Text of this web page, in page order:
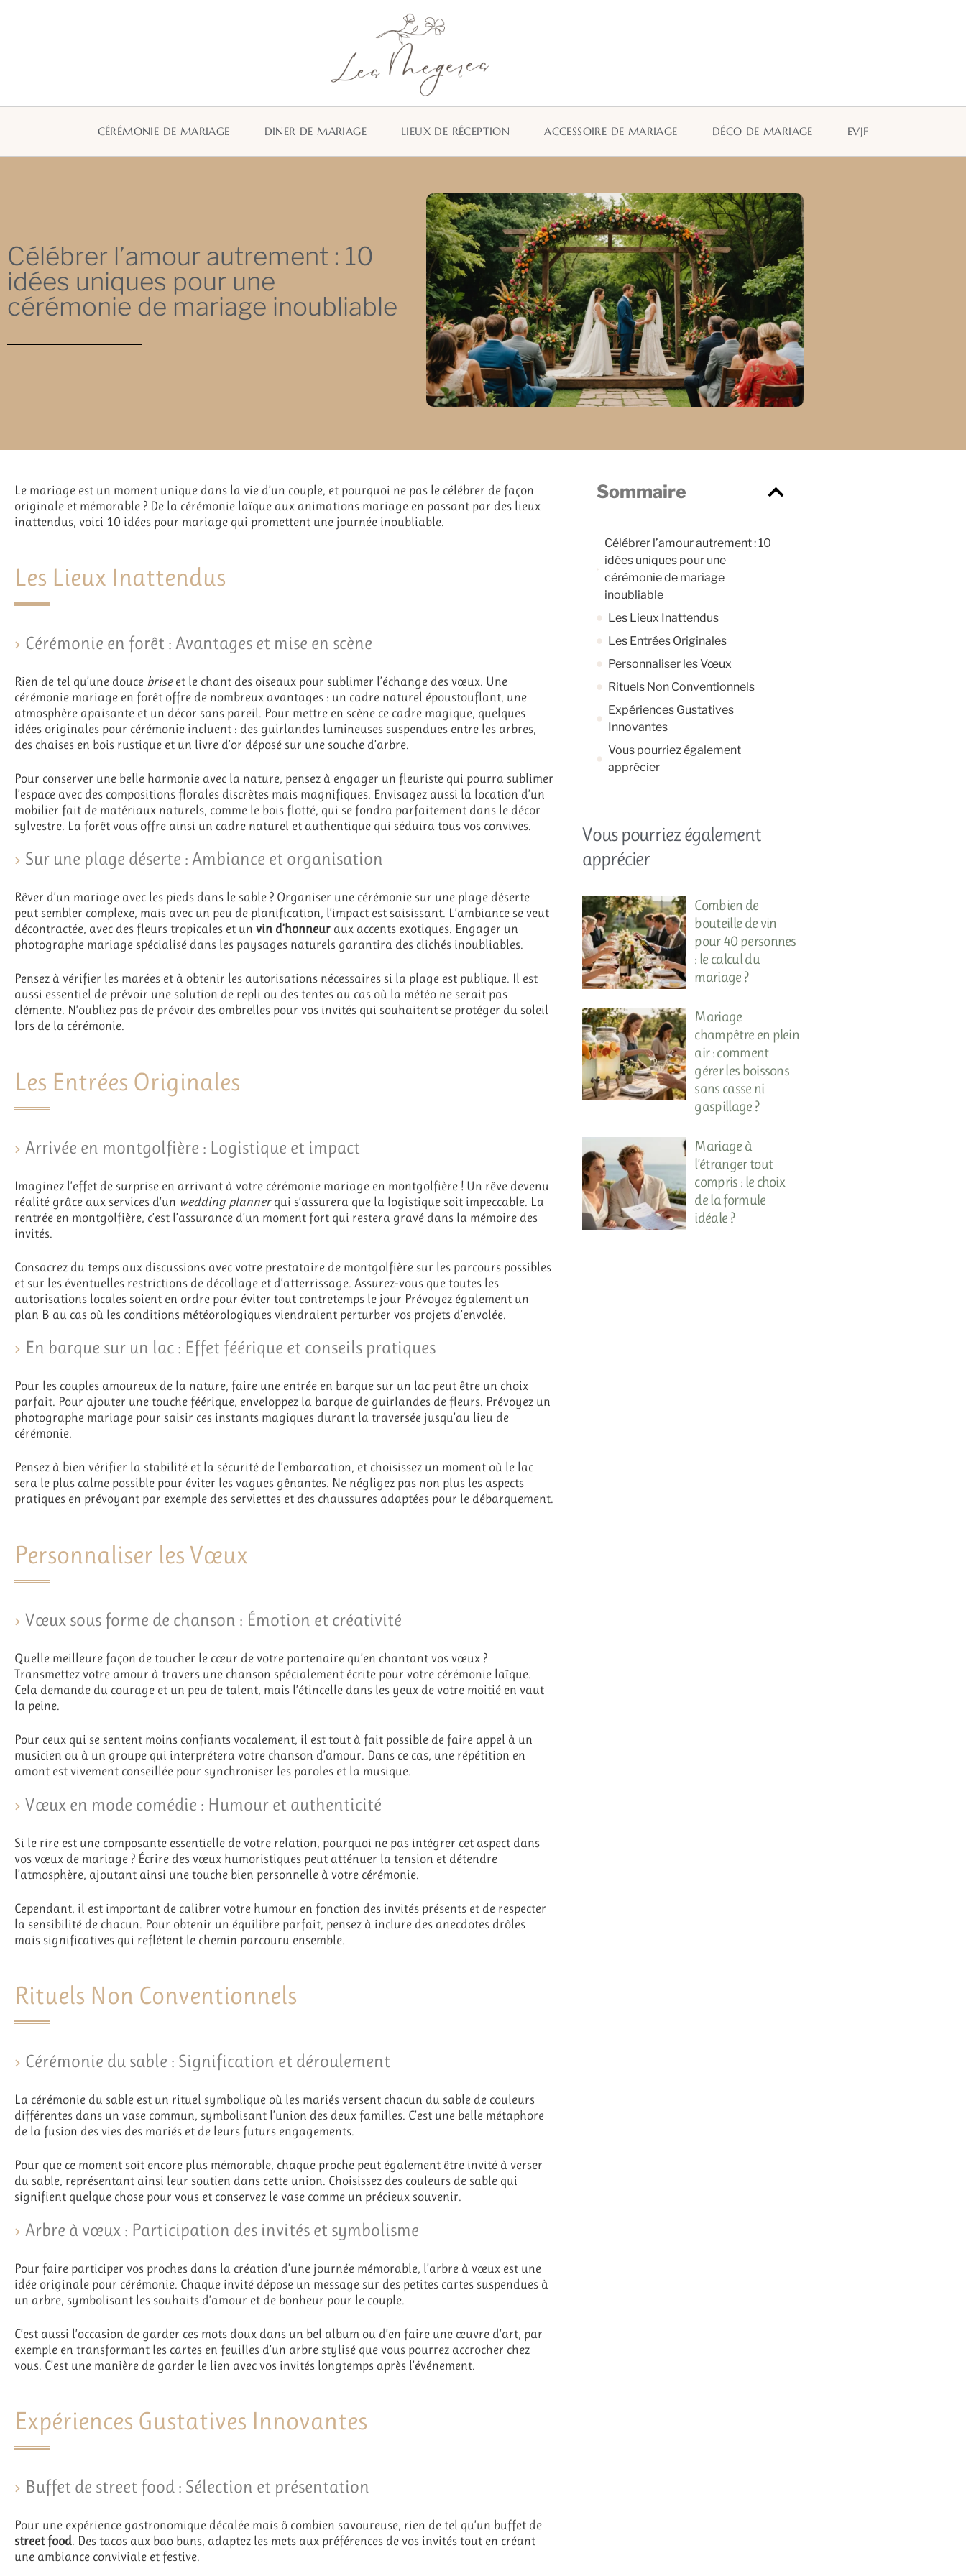
CÉRÉMONIE DE MARIAGE DINER DE MARIAGE LIEUX DE RÉCEPTION ACCESSOIRE DE MARIAGE DÉCO DE MARIAGE EVJF
Célébrer l’amour autrement : 10
idées uniques pour une
cérémonie de mariage inoubliable
Le mariage est un moment unique dans la vie d’un couple, et pourquoi ne pas le célébrer de façon
originale et mémorable ? De la cérémonie laïque aux animations mariage en passant par des lieux
inattendus, voici 10 idées pour mariage qui promettent une journée inoubliable.
Les Lieux Inattendus
Cérémonie en forêt : Avantages et mise en scène
Rien de tel qu’une douce briseet le chant des oiseaux pour sublimer l’échange des vœux. Une
cérémonie mariage en forêt offre de nombreux avantages : un cadre naturel époustouflant, une
atmosphère apaisante et un décor sans pareil. Pour mettre en scène ce cadre magique, quelques
idées originales pour cérémonie incluent : des guirlandes lumineuses suspendues entre les arbres,
des chaises en bois rustique et un livre d’or déposé sur une souche d’arbre.
Pour conserver une belle harmonie avec la nature, pensez à engager un fleuriste qui pourra sublimer
l’espace avec des compositions florales discrètes mais magnifiques. Envisagez aussi la location d’un
mobilier fait de matériaux naturels, comme le bois flotté, qui se fondra parfaitement dans le décor
sylvestre. La forêt vous offre ainsi un cadre naturel et authentique qui séduira tous vos convives.
Sur une plage déserte : Ambiance et organisation
Rêver d’un mariage avec les pieds dans le sable ? Organiser une cérémonie sur une plage déserte
peut sembler complexe, mais avec un peu de planification, l’impact est saisissant. L’ambiance se veut
décontractée, avec des fleurs tropicales et un vin d’honneur aux accents exotiques. Engager un
photographe mariage spécialisé dans les paysages naturels garantira des clichés inoubliables.
Pensez à vérifier les marées et à obtenir les autorisations nécessaires si la plage est publique. Il est
aussi essentiel de prévoir une solution de repli ou des tentes au cas où la météo ne serait pas
clémente. N’oubliez pas de prévoir des ombrelles pour vos invités qui souhaitent se protéger du soleil
lors de la cérémonie.
Les Entrées Originales
Arrivée en montgolfière : Logistique et impact
Imaginez l’effet de surprise en arrivant à votre cérémonie mariage en montgolfière ! Un rêve devenu
réalité grâce aux services d’un wedding plannerqui s’assurera que la logistique soit impeccable. La
rentrée en montgolfière, c’est l’assurance d’un moment fort qui restera gravé dans la mémoire des
invités.
Consacrez du temps aux discussions avec votre prestataire de montgolfière sur les parcours possibles
et sur les éventuelles restrictions de décollage et d’atterrissage. Assurez-vous que toutes les
autorisations locales soient en ordre pour éviter tout contretemps le jour Prévoyez également un
plan B au cas où les conditions météorologiques viendraient perturber vos projets d’envolée.
En barque sur un lac : Effet féérique et conseils pratiques
Pour les couples amoureux de la nature, faire une entrée en barque sur un lac peut être un choix
parfait. Pour ajouter une touche féérique, enveloppez la barque de guirlandes de fleurs. Prévoyez un
photographe mariage pour saisir ces instants magiques durant la traversée jusqu’au lieu de
cérémonie.
Pensez à bien vérifier la stabilité et la sécurité de l’embarcation, et choisissez un moment où le lac
sera le plus calme possible pour éviter les vagues gênantes. Ne négligez pas non plus les aspects
pratiques en prévoyant par exemple des serviettes et des chaussures adaptées pour le débarquement.
Personnaliser les Vœux
Vœux sous forme de chanson : Émotion et créativité
Quelle meilleure façon de toucher le cœur de votre partenaire qu’en chantant vos vœux ?
Transmettez votre amour à travers une chanson spécialement écrite pour votre cérémonie laïque.
Cela demande du courage et un peu de talent, mais l’étincelle dans les yeux de votre moitié en vaut
la peine.
Pour ceux qui se sentent moins confiants vocalement, il est tout à fait possible de faire appel à un
musicien ou à un groupe qui interprétera votre chanson d’amour. Dans ce cas, une répétition en
amont est vivement conseillée pour synchroniser les paroles et la musique.
Vœux en mode comédie : Humour et authenticité
Si le rire est une composante essentielle de votre relation, pourquoi ne pas intégrer cet aspect dans
vos vœux de mariage ? Écrire des vœux humoristiques peut atténuer la tension et détendre
l’atmosphère, ajoutant ainsi une touche bien personnelle à votre cérémonie.
Cependant, il est important de calibrer votre humour en fonction des invités présents et de respecter
la sensibilité de chacun. Pour obtenir un équilibre parfait, pensez à inclure des anecdotes drôles
mais significatives qui reflétent le chemin parcouru ensemble.
Rituels Non Conventionnels
Cérémonie du sable : Signification et déroulement
La cérémonie du sable est un rituel symbolique où les mariés versent chacun du sable de couleurs
différentes dans un vase commun, symbolisant l’union des deux familles. C’est une belle métaphore
de la fusion des vies des mariés et de leurs futurs engagements.
Pour que ce moment soit encore plus mémorable, chaque proche peut également être invité à verser
du sable, représentant ainsi leur soutien dans cette union. Choisissez des couleurs de sable qui
signifient quelque chose pour vous et conservez le vase comme un précieux souvenir.
Arbre à vœux : Participation des invités et symbolisme
Pour faire participer vos proches dans la création d’une journée mémorable, l’arbre à vœux est une
idée originale pour cérémonie. Chaque invité dépose un message sur des petites cartes suspendues à
un arbre, symbolisant les souhaits d’amour et de bonheur pour le couple.
C’est aussi l’occasion de garder ces mots doux dans un bel album ou d’en faire une œuvre d’art, par
exemple en transformant les cartes en feuilles d’un arbre stylisé que vous pourrez accrocher chez
vous. C’est une manière de garder le lien avec vos invités longtemps après l’événement.
Expériences Gustatives Innovantes
Buffet de street food : Sélection et présentation
Pour une expérience gastronomique décalée mais ô combien savoureuse, rien de tel qu’un buffet de
street food. Des tacos aux bao buns, adaptez les mets aux préférences de vos invités tout en créant
une ambiance conviviale et festive.
Sommaire
Célébrer l’amour autrement : 10
idées uniques pour une
cérémonie de mariage
inoubliable
Les Lieux Inattendus
Les Entrées Originales
Personnaliser les Vœux
Rituels Non Conventionnels
Expériences Gustatives
Innovantes
Vous pourriez également
apprécier
Vous pourriez également
apprécier
Combien de
bouteille de vin
pour 40 personnes
: le calcul du
mariage ?
Mariage
champêtre en plein
air : comment
gérer les boissons
sans casse ni
gaspillage ?
Mariage à
l’étranger tout
compris : le choix
de la formule
idéale ?